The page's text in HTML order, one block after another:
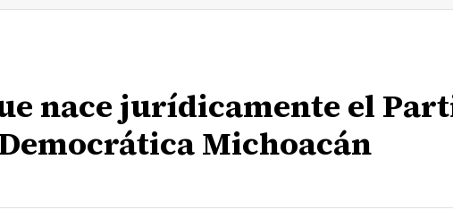
nace jurídicamente el
Michoacán